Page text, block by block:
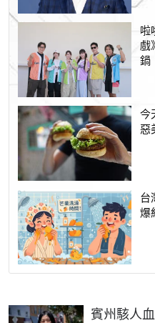
啦
戲
鍋
今
惡
台
爆
賓州駭人